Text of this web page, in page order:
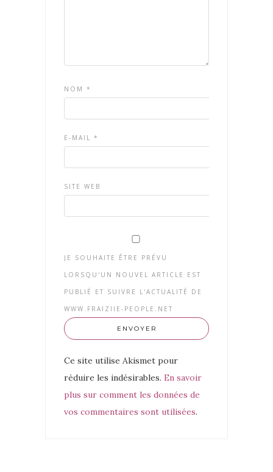
NOM *
E-MAIL *
SITE WEB
JE SOUHAITE ÊTRE PRÉVU
LORSQU'UN NOUVEL ARTICLE EST
PUBLIÉ ET SUIVRE L'ACTUALITÉ DE
WWW.FRAIZIIE-PEOPLE.NET
Ce site utilise Akismet pour
réduire les indésirables. En savoir
plus sur comment les données de
vos commentaires sont utilisées.